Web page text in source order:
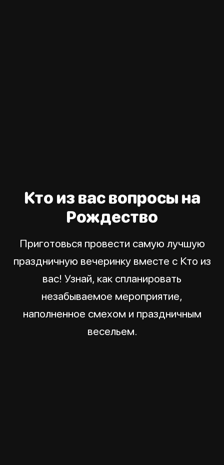
Кто из вас вопросы на
Рождество
Приготовься провести самую лучшую
праздничную вечеринку вместе с Кто из
вас! Узнай, как спланировать
незабываемое мероприятие,
наполненное смехом и праздничным
весельем.